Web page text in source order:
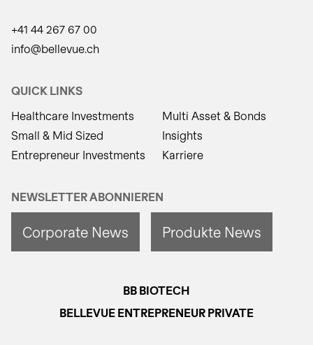
+41 44 267 67 00
info@bellevue.ch
QUICK LINKS
Healthcare Investments
Small & Mid Sized
Entrepreneur Investments
Multi Asset & Bonds
Insights
Karriere
NEWSLETTER ABONNIEREN
Corporate News Produkte News
BB BIOTECH
BELLEVUE ENTREPRENEUR PRIVATE